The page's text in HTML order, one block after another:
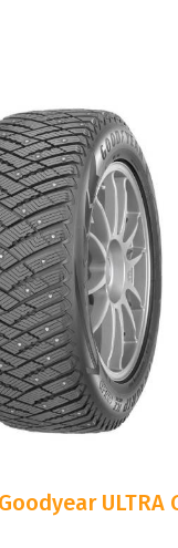
ULTRA